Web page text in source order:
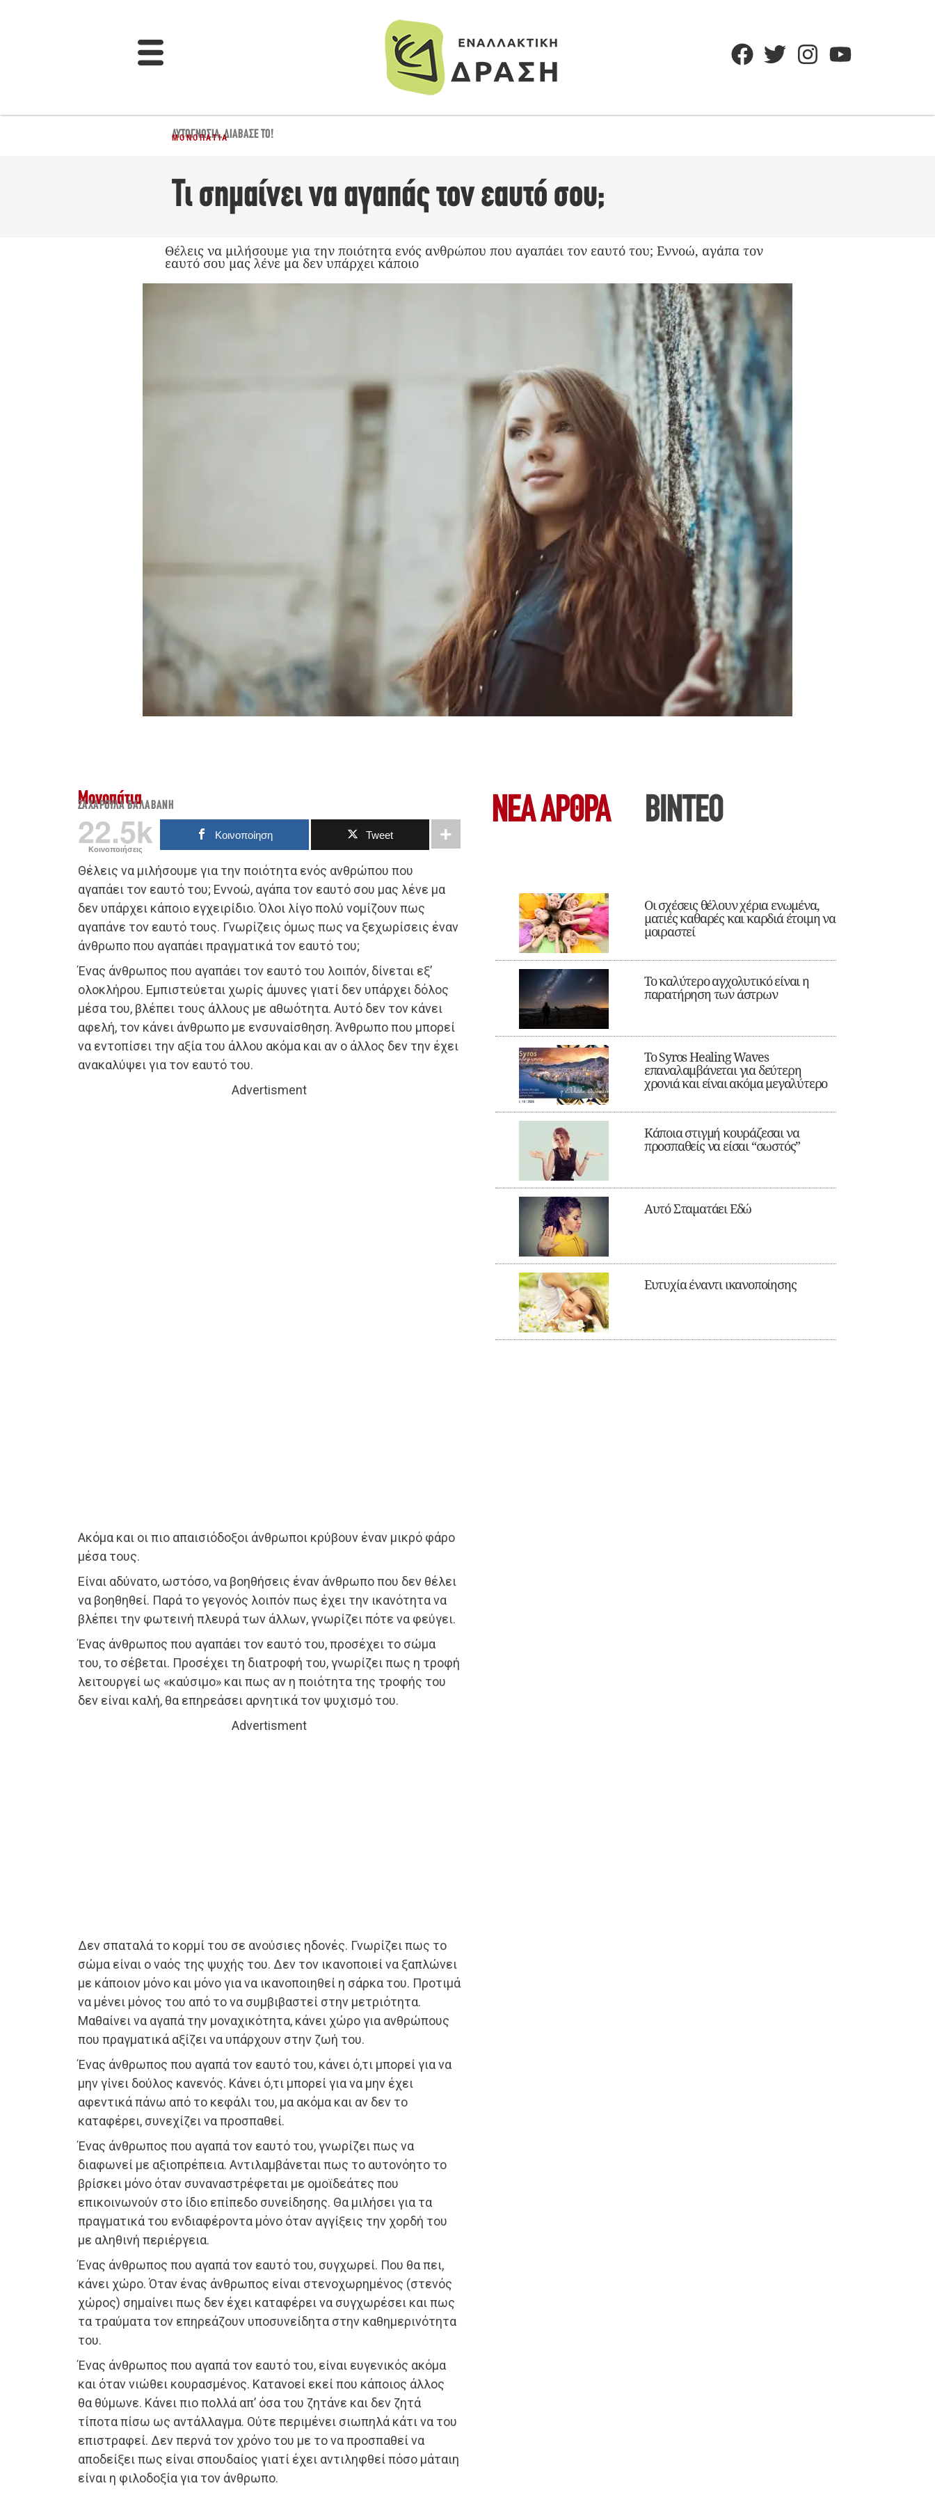
ΑΥΤΟΓΝΩΣΊΑ,ΔΙΆΒΑΣΈ ΤΟ!
ΜΟΝΟΠΆΤΙΑ
Τι σημαίνει να αγαπάς τον εαυτό σου;
Θέλεις να μιλήσουμε για την ποιότητα ενός ανθρώπου που αγαπάει τον εαυτό του; Εννοώ, αγάπα τον
εαυτό σου μας λένε μα δεν υπάρχει κάποιο
Μονοπάτια
ΖΑΧΑΡΟΎΛΑ ΒΑΛΑΒΆΝΗ
22.5k
Κοινοποιήσεις
Κοινοποίηση Tweet
Θέλεις να μιλήσουμε για την ποιότητα ενός ανθρώπου που
αγαπάει τον εαυτό του; Εννοώ, αγάπα τον εαυτό σου μας λένε μα
δεν υπάρχει κάποιο εγχειρίδιο. Όλοι λίγο πολύ νομίζουν πως
αγαπάνε τον εαυτό τους. Γνωρίζεις όμως πως να ξεχωρίσεις έναν
άνθρωπο που αγαπάει πραγματικά τον εαυτό του;
Ένας άνθρωπος που αγαπάει τον εαυτό του λοιπόν, δίνεται εξ’
ολοκλήρου. Εμπιστεύεται χωρίς άμυνες γιατί δεν υπάρχει δόλος
μέσα του, βλέπει τους άλλους με αθωότητα. Αυτό δεν τον κάνει
αφελή, τον κάνει άνθρωπο με ενσυναίσθηση. Άνθρωπο που μπορεί
να εντοπίσει την αξία του άλλου ακόμα και αν ο άλλος δεν την έχει
ανακαλύψει για τον εαυτό του.
Advertisment
Ακόμα και οι πιο απαισιόδοξοι άνθρωποι κρύβουν έναν μικρό φάρο
μέσα τους.
Είναι αδύνατο, ωστόσο, να βοηθήσεις έναν άνθρωπο που δεν θέλει
να βοηθηθεί. Παρά το γεγονός λοιπόν πως έχει την ικανότητα να
βλέπει την φωτεινή πλευρά των άλλων, γνωρίζει πότε να φεύγει.
Ένας άνθρωπος που αγαπάει τον εαυτό του, προσέχει το σώμα
του, το σέβεται. Προσέχει τη διατροφή του, γνωρίζει πως η τροφή
λειτουργεί ως «καύσιμο» και πως αν η ποιότητα της τροφής του
δεν είναι καλή, θα επηρεάσει αρνητικά τον ψυχισμό του.
Advertisment
Δεν σπαταλά το κορμί του σε ανούσιες ηδονές. Γνωρίζει πως το
σώμα είναι ο ναός της ψυχής του. Δεν τον ικανοποιεί να ξαπλώνει
με κάποιον μόνο και μόνο για να ικανοποιηθεί η σάρκα του. Προτιμά
να μένει μόνος του από το να συμβιβαστεί στην μετριότητα.
Μαθαίνει να αγαπά την μοναχικότητα, κάνει χώρο για ανθρώπους
που πραγματικά αξίζει να υπάρχουν στην ζωή του.
Ένας άνθρωπος που αγαπά τον εαυτό του, κάνει ό,τι μπορεί για να
μην γίνει δούλος κανενός. Κάνει ό,τι μπορεί για να μην έχει
αφεντικά πάνω από το κεφάλι του, μα ακόμα και αν δεν το
καταφέρει, συνεχίζει να προσπαθεί.
Ένας άνθρωπος που αγαπά τον εαυτό του, γνωρίζει πως να
διαφωνεί με αξιοπρέπεια. Αντιλαμβάνεται πως το αυτονόητο το
βρίσκει μόνο όταν συναναστρέφεται με ομοϊδεάτες που
επικοινωνούν στο ίδιο επίπεδο συνείδησης. Θα μιλήσει για τα
πραγματικά του ενδιαφέροντα μόνο όταν αγγίξεις την χορδή του
με αληθινή περιέργεια.
Ένας άνθρωπος που αγαπά τον εαυτό του, συγχωρεί. Που θα πει,
κάνει χώρο. Όταν ένας άνθρωπος είναι στενοχωρημένος (στενός
χώρος) σημαίνει πως δεν έχει καταφέρει να συγχωρέσει και πως
τα τραύματα τον επηρεάζουν υποσυνείδητα στην καθημερινότητα
του.
Ένας άνθρωπος που αγαπά τον εαυτό του, είναι ευγενικός ακόμα
και όταν νιώθει κουρασμένος. Κατανοεί εκεί που κάποιος άλλος
θα θύμωνε. Κάνει πιο πολλά απ’ όσα του ζητάνε και δεν ζητά
τίποτα πίσω ως αντάλλαγμα. Ούτε περιμένει σιωπηλά κάτι να του
επιστραφεί. Δεν περνά τον χρόνο του με το να προσπαθεί να
αποδείξει πως είναι σπουδαίος γιατί έχει αντιληφθεί πόσο μάταιη
είναι η φιλοδοξία για τον άνθρωπο.
ΝΕΑ ΆΡΘΡΑ ΒΙΝΤΕΟ
Οι σχέσεις θέλουν χέρια ενωμένα,
ματιές καθαρές και καρδιά έτοιμη να
μοιραστεί
Το καλύτερο αγχολυτικό είναι η
παρατήρηση των άστρων
Το Syros Healing Waves
επαναλαμβάνεται για δεύτερη
χρονιά και είναι ακόμα μεγαλύτερο
Κάποια στιγμή κουράζεσαι να
προσπαθείς να είσαι “σωστός”
Αυτό Σταματάει Εδώ
Ευτυχία έναντι ικανοποίησης